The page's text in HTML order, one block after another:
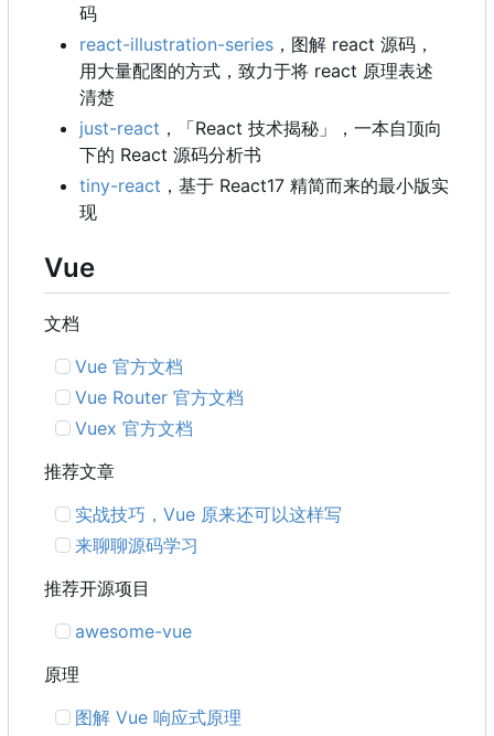
码
react-illustration-series ，图解 react 源码，
用大量配图的方式，致力于将 react 原理表述
清楚
just-react ，
「React 技术揭秘」，一本自顶向
下的 React 源码分析书
tiny-react ，基于 React17 精简而来的最小版实
现
Vue
文档
Vue 官方文档
Vue Router 官方文档
Vuex 官方文档
推荐文章
实战技巧 ，Vue 原来还可以这样写
来聊聊源码学习
推荐开源项目
awesome-vue
原理
图解 Vue 响应式原理